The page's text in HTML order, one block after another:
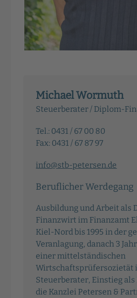
Michael Wormuth
Steuerberater / Diplom-
Tel.: 0431 / 67 00 80
Fax: 0431 / 67 87 97
info@stb-petersen.de
Beruflicher Werdegang
Ausbildung und Arbeit als
Finanzwirt im Finanzamt
Kiel-Nord bis 1995 in der
Veranlagung, danach 3
einer mittelständischen
Wirtschaftsprüfersozietät
Steuerberater, Einstieg
die Kanzlei Petersen &